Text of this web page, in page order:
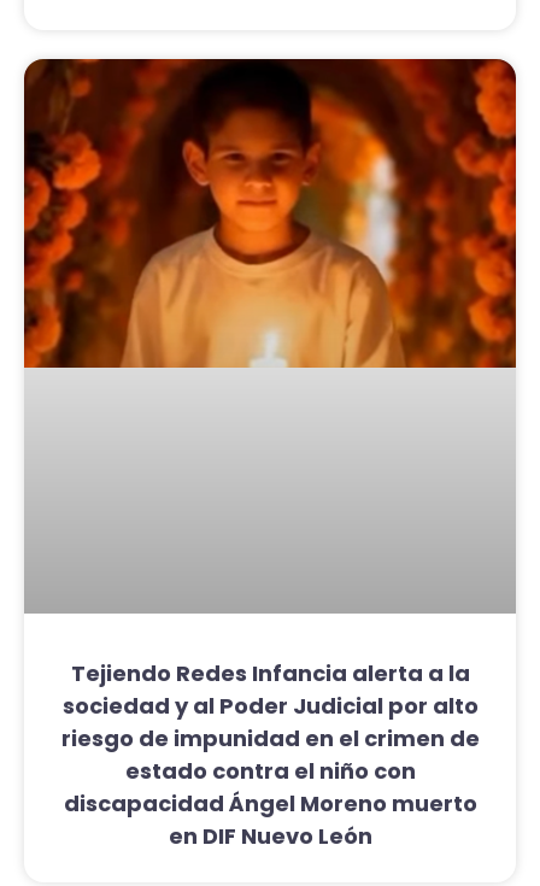
Tejiendo Redes Infancia alerta a la
sociedad y al Poder Judicial por alto
riesgo de impunidad en el crimen de
estado contra el niño con
discapacidad Ángel Moreno muerto
en DIF Nuevo León